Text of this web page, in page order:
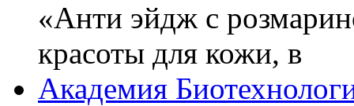
«Анти эйдж с
красоты для кожи, в
Академия